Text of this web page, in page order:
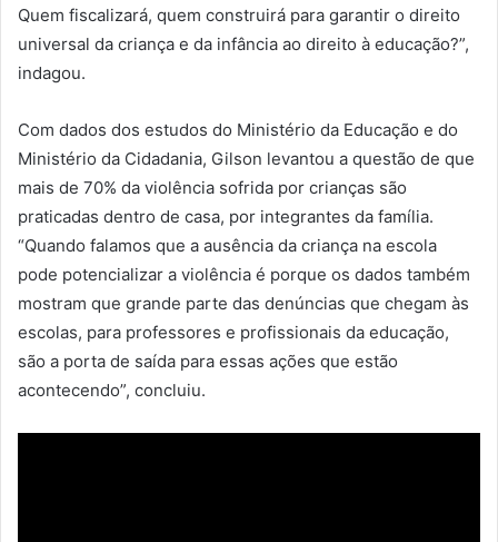
Quem fiscalizará, quem construirá para garantir o direito
universal da criança e da infância ao direito à educação?”,
indagou.
Com dados dos estudos do Ministério da Educação e do
Ministério da Cidadania, Gilson levantou a questão de que
mais de 70% da violência sofrida por crianças são
praticadas dentro de casa, por integrantes da família.
“Quando falamos que a ausência da criança na escola
pode potencializar a violência é porque os dados também
mostram que grande parte das denúncias que chegam às
escolas, para professores e profissionais da educação,
são a porta de saída para essas ações que estão
acontecendo”, concluiu.